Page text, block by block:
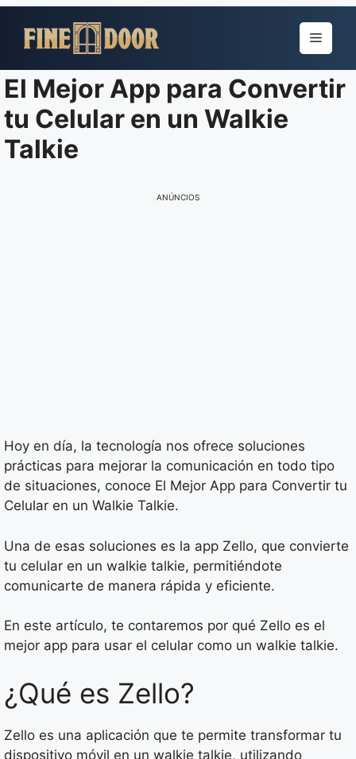
para
conteúdo
Menu
El Mejor App para Convertir
tu Celular en un Walkie
Talkie
ANÚNCIOS
Hoy en día, la tecnología nos ofrece soluciones
prácticas para mejorar la comunicación en todo tipo
de situaciones, conoce El Mejor App para Convertir tu
Celular en un Walkie Talkie.
Una de esas soluciones es la app Zello, que convierte
tu celular en un walkie talkie, permitiéndote
comunicarte de manera rápida y eficiente.
En este artículo, te contaremos por qué Zello es el
mejor app para usar el celular como un walkie talkie.
¿Qué es Zello?
Zello es una aplicación que te permite transformar tu
dispositivo móvil en un walkie talkie, utilizando